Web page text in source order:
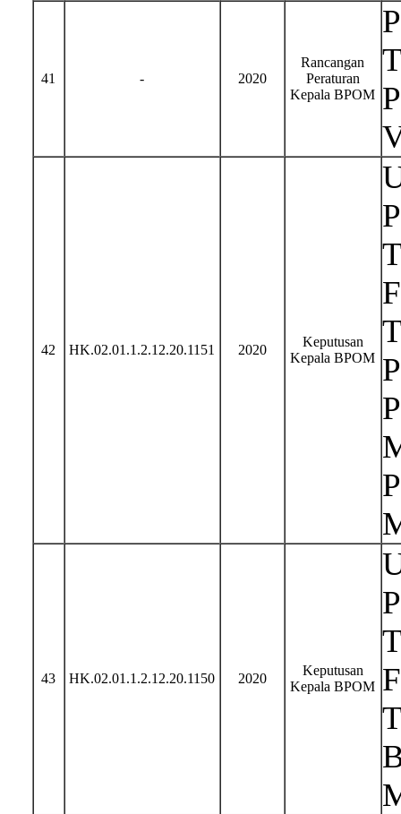
41 - 2020
Rancangan
Peraturan
Kepala BPOM
42 HK.02.01.1.2.12.20.1151 2020
Keputusan
Kepala BPOM
43 HK.02.01.1.2.12.20.1150 2020
Keputusan
Kepala BPOM